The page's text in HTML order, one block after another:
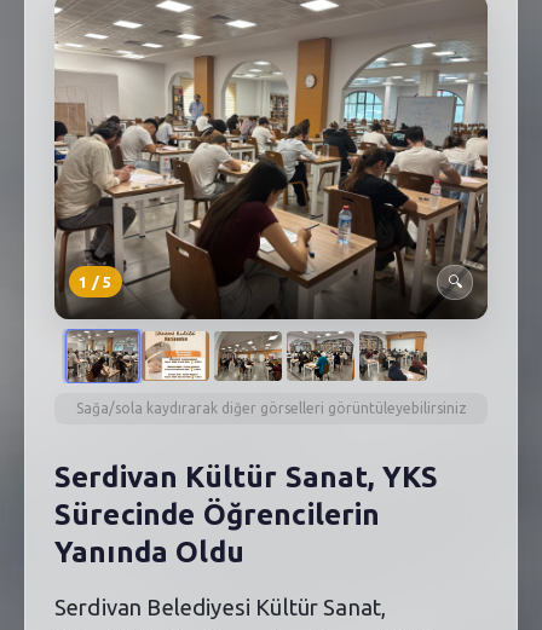
1 /5 🔍
Sağa/sola kaydırarak diğer görselleri görüntüleyebilirsiniz
Serdivan Kültür Sanat, YKS
Sürecinde Öğrencilerin
Yanında Oldu
Serdivan Belediyesi Kültür Sanat,
SEBİK
E NÖBETÇI ECZANELER
SABSIS - AFET
TRAFIKPARK
KÜREK
PARKLAR
PAZAR YERLERI